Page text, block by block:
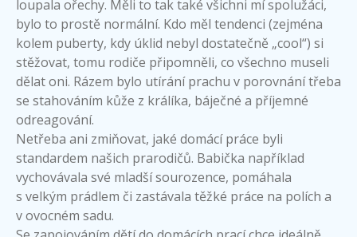
loupala ořechy. Měli to tak také všichni mí spolužáci,
bylo to prostě normální. Kdo měl tendenci (zejména
kolem puberty, kdy úklid nebyl dostatečně „cool“) si
stěžovat, tomu rodiče připomněli, co všechno museli
dělat oni. Rázem bylo utírání prachu v porovnání třeba
se stahováním kůže z králíka, báječné a příjemné
odreagování.
Netřeba ani zmiňovat, jaké domácí práce byli
standardem našich prarodičů. Babička například
vychovávala své mladší sourozence, pomáhala
s velkým prádlem či zastávala těžké práce na polích a
v ovocném sadu.